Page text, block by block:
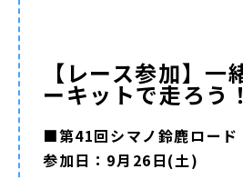
【レース参加】一
ーキットで走ろう
■第41回シマノ鈴鹿ロード
参加日：9月26日(土)